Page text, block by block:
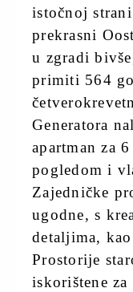
istočnoj
prekrasni
u zgradi
primiti 564
Generatora
apartman za
pogledom i
Zajedničke
ugodne, s
detaljima,
Prostorije
iskorištene